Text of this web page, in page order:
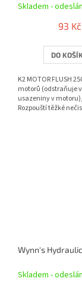
Skladem -
93 Kč
DO
K2 MOTOR FLUSH
motorů (odstraňuje
usazeniny v
Rozpouští těžké
Wynn's
Skladem -